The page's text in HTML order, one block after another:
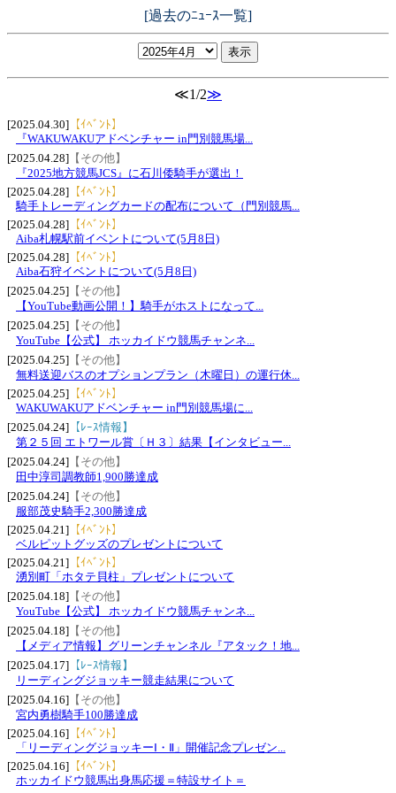
[過去のﾆｭｰｽ一覧]
≪1/2≫
[2025.04.30] 【ｲﾍﾞﾝﾄ】
『WAKUWAKUアドベンチャー in門別競馬場...
[2025.04.28] 【その他】
『2025地方競馬JCS』に石川倭騎手が選出！
[2025.04.28] 【ｲﾍﾞﾝﾄ】
騎手トレーディングカードの配布について（門別競馬...
[2025.04.28] 【ｲﾍﾞﾝﾄ】
Aiba札幌駅前イベントについて(5月8日)
[2025.04.28] 【ｲﾍﾞﾝﾄ】
Aiba石狩イベントについて(5月8日)
[2025.04.25] 【その他】
【YouTube動画公開！】騎手がホストになって...
[2025.04.25] 【その他】
YouTube【公式】 ホッカイドウ競馬チャンネ...
[2025.04.25] 【その他】
無料送迎バスのオプションプラン（木曜日）の運行休...
[2025.04.25] 【ｲﾍﾞﾝﾄ】
WAKUWAKUアドベンチャー in門別競馬場に...
[2025.04.24] 【ﾚｰｽ情報】
第２５回 エトワール賞〔Ｈ３〕結果【インタビュー...
[2025.04.24] 【その他】
田中淳司調教師1,900勝達成
[2025.04.24] 【その他】
服部茂史騎手2,300勝達成
[2025.04.21] 【ｲﾍﾞﾝﾄ】
ベルピットグッズのプレゼントについて
[2025.04.21] 【ｲﾍﾞﾝﾄ】
湧別町「ホタテ貝柱」プレゼントについて
[2025.04.18] 【その他】
YouTube【公式】 ホッカイドウ競馬チャンネ...
[2025.04.18] 【その他】
【メディア情報】グリーンチャンネル『アタック！地...
[2025.04.17] 【ﾚｰｽ情報】
リーディングジョッキー競走結果について
[2025.04.16] 【その他】
宮内勇樹騎手100勝達成
[2025.04.16] 【ｲﾍﾞﾝﾄ】
「リーディングジョッキーⅠ・Ⅱ」開催記念プレゼン...
[2025.04.16] 【ｲﾍﾞﾝﾄ】
ホッカイドウ競馬出身馬応援＝特設サイト＝